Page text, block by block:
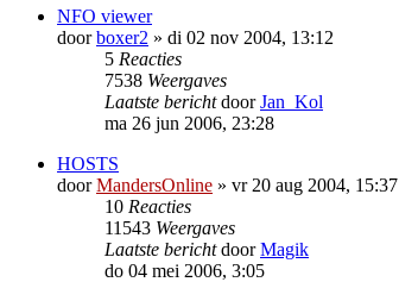
NFO viewer
doorboxer2 » di 02 nov 2004, 13:12
5 Reacties
7538 Weergaves
Laatste berichtdoorJan_Kol
ma 26 jun 2006, 23:28
HOSTS
doorMandersOnline » vr 20 aug 2004, 15:37
10 Reacties
11543 Weergaves
Laatste berichtdoorMagik
do 04 mei 2006, 3:05